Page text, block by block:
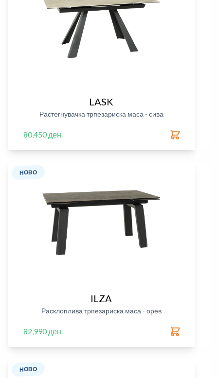
LASK
Растегнувачка трпезариска маса - сива
80,450 ден.
НОВО
ILZA
Расклоплива трпезариска маса - орев
82,990 ден.
НОВО